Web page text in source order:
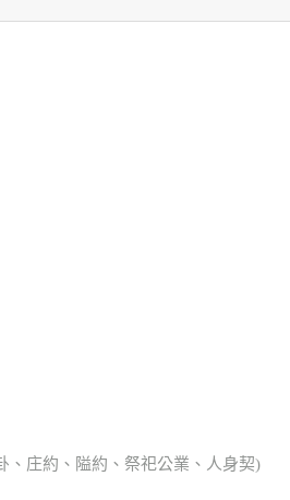
、庄約、隘約、祭祀公業、人身契)